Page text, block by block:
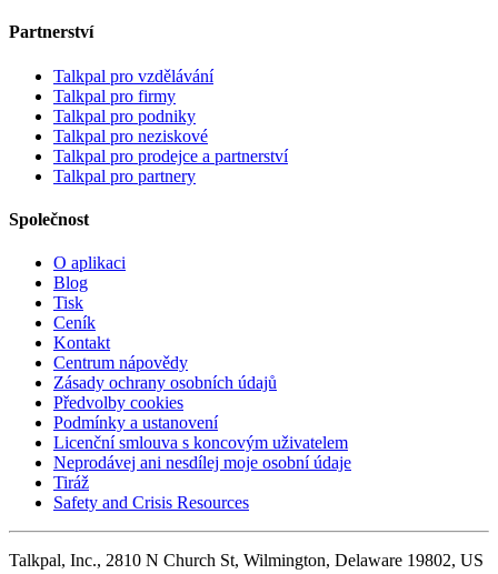
Partnerství
Talkpal pro vzdělávání
Talkpal pro firmy
Talkpal pro podniky
Talkpal pro neziskové
Talkpal pro prodejce a partnerství
Talkpal pro partnery
Společnost
O aplikaci
Blog
Tisk
Ceník
Kontakt
Centrum nápovědy
Zásady ochrany osobních údajů
Předvolby cookies
Podmínky a ustanovení
Licenční smlouva s koncovým uživatelem
Neprodávej ani nesdílej moje osobní údaje
Tiráž
Safety and Crisis Resources
Talkpal, Inc., 2810 N Church St, Wilmington, Delaware 19802, US